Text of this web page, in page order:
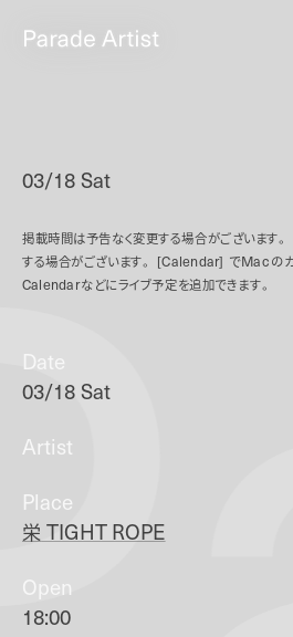
03/18 Sat
掲載時間は予告なく変更する場合がございます。
する場合がございます。
[Calendar] でMacの
Calendarなどにライブ予定を追加できます。
Date
03/18 Sat
Artist
Place
栄 TIGHT ROPE
Open
18:00